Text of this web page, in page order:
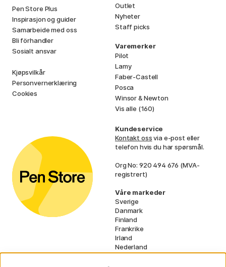
Pen Store Plus
Inspirasjon og guider
Samarbeide med oss
Bli förhandler
Sosialt ansvar
Kjøpsvilkår
Personvernerklæring
Cookies
Outlet
Nyheter
Staff picks
Varemerker
Pilot
Lamy
Faber-Castell
Posca
Winsor & Newton
Vis alle (160)
Kundeservice
Kontakt ossvia e-post eller
telefon hvis du har spørsmål.
Org No: 920 494 676 (MVA-
registrert)
Våre markeder
Sverige
Danmark
Finland
Frankrike
Irland
Nederland
Tyskland